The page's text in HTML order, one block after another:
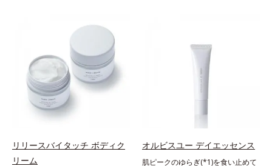
れのこと*3 デクスパンテノール
W*4 2022年5月 Mintel社データベ
ース及び先行技術調査による当社調
べ*5 オトギリソウエキス配合＝肌
にうるおいを与え、うるおいに満ち
たハリツヤ肌へ導く保湿成分
たい部分に、塗布後すぐに少量ずつ
ムラなくのばします。顔にもご使用
いただけますが、より美しい仕上が
りのため、顔に使用する場合は、化
耐水性にすぐれておりますので、落
とすときには洗浄料やボディ用洗浄
料を使って、ていねいに洗い流して
D.N.A.(*3) ヒビスエキスとHSP（ヒ
ートショックプロテイン）(*4)の合
わせ技で、目元、フェイスラインな
ど、年齢を重ねるにつれハリ不足、
うるおい低下を感じやすい部位に働
きかけ、ハリ感のある肌へ導きま
す。さらに、水でも油でもない第3
の成分、even wateroil（イーブン
り、水でも油でも実現できなかっ
こされ、肌のバリア機能が低下して
しまいます。また、肌のハリ感が失
われてしまう原因にもなります。そ
こでオルビスはデジタルダメージの
根本原因に着目。「デバイスダメー
ジ(*1)クリアエキス(*3)」を配合
し、ブルーライトを浴びても揺らぎ
にくい肌へ整えます。また、スター
フルーツ葉エキス(*4)、ヘスベリジ
リリースバイタッチ ボディク
リーム
オルビスユー デイエッセンス
肌ピークのゆらぎ(*1)を食い止めて